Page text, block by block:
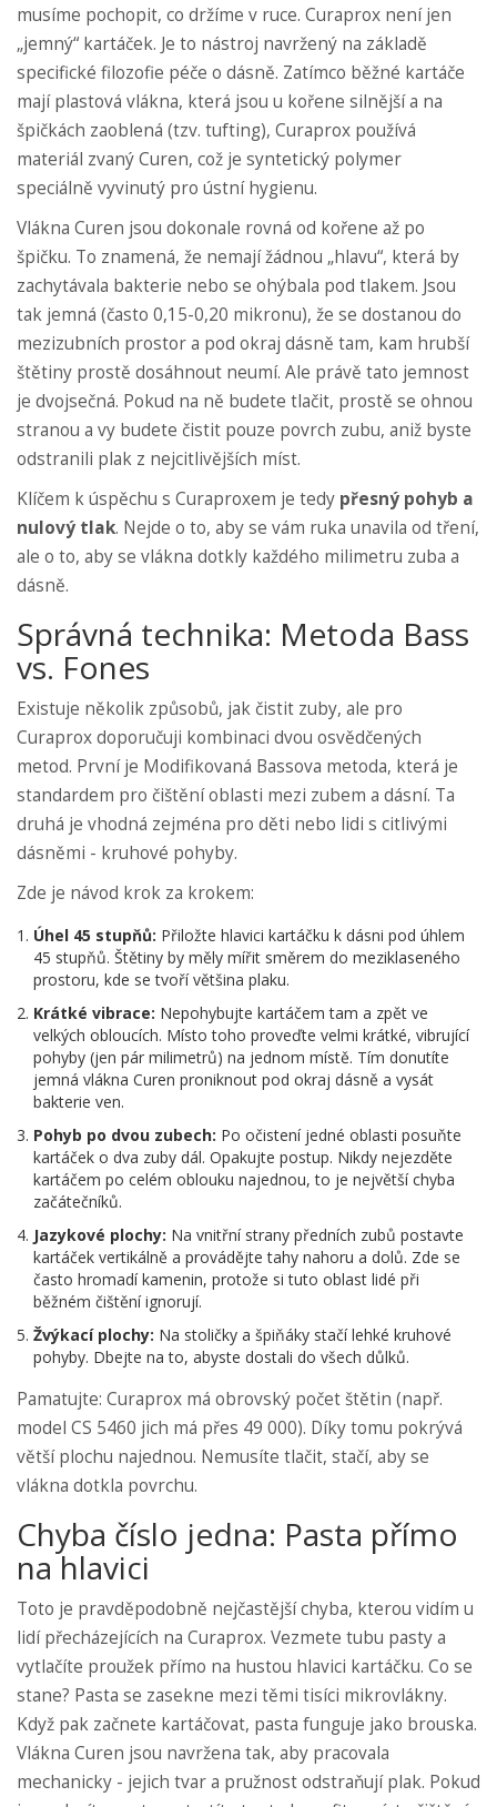
musíme pochopit, co držíme v ruce. Curaprox není jen
„jemný“ kartáček. Je to nástroj navržený na základě
specifické filozofie péče o dásně. Zatímco běžné kartáče
mají plastová vlákna, která jsou u kořene silnější a na
špičkách zaoblená (tzv. tufting), Curaprox používá
materiál zvanýCuren, což je syntetický polymer
speciálně vyvinutý pro ústní hygienu.
Vlákna Curen jsou dokonale rovná od kořene až po
špičku. To znamená, že nemají žádnou „hlavu“, která by
zachytávala bakterie nebo se ohýbala pod tlakem. Jsou
tak jemná (často 0,15-0,20 mikronu), že se dostanou do
mezizubních prostor a pod okraj dásně tam, kam hrubší
štětiny prostě dosáhnout neumí. Ale právě tato jemnost
je dvojsečná. Pokud na ně budete tlačit, prostě se ohnou
stranou a vy budete čistit pouze povrch zubu, aniž byste
odstranili plak z nejcitlivějších míst.
Klíčem k úspěchu s Curaproxem je tedy přesný pohyb a
nulový tlak. Nejde o to, aby se vám ruka unavila od tření,
ale o to, aby se vlákna dotkly každého milimetru zuba a
dásně.
Správná technika: Metoda Bass
vs. Fones
Existuje několik způsobů, jak čistit zuby, ale pro
Curaprox doporučuji kombinaci dvou osvědčených
metod. První je Modifikovaná Bassova metoda, která je
standardem pro čištění oblasti mezi zubem a dásní. Ta
druhá je vhodná zejména pro děti nebo lidi s citlivými
dásněmi - kruhové pohyby.
Zde je návod krok za krokem:
Úhel 45 stupňů: Přiložte hlavici kartáčku k dásni pod úhlem
45 stupňů. Štětiny by měly mířit směrem do meziklaseného
prostoru, kde se tvoří většina plaku.
Krátké vibrace: Nepohybujte kartáčem tam a zpět ve
velkých obloucích. Místo toho proveďte velmi krátké, vibrující
pohyby (jen pár milimetrů) na jednom místě. Tím donutíte
jemná vlákna Curen proniknout pod okraj dásně a vysát
bakterie ven.
Pohyb po dvou zubech: Po očistení jedné oblasti posuňte
kartáček o dva zuby dál. Opakujte postup. Nikdy nejezděte
kartáčem po celém oblouku najednou, to je největší chyba
začátečníků.
Jazykové plochy: Na vnitřní strany předních zubů postavte
kartáček vertikálně a provádějte tahy nahoru a dolů. Zde se
často hromadí kamenin, protože si tuto oblast lidé při
běžném čištění ignorují.
Žvýkací plochy: Na stoličky a špiňáky stačí lehké kruhové
pohyby. Dbejte na to, abyste dostali do všech důlků.
Pamatujte: Curaprox má obrovský počet štětin (např.
model CS 5460 jich má přes 49 000). Díky tomu pokrývá
větší plochu najednou. Nemusíte tlačit, stačí, aby se
vlákna dotkla povrchu.
Chyba číslo jedna: Pasta přímo
na hlavici
Toto je pravděpodobně nejčastější chyba, kterou vidím u
lidí přecházejících na Curaprox. Vezmete tubu pasty a
vytlačíte proužek přímo na hustou hlavici kartáčku. Co se
stane? Pasta se zasekne mezi těmi tisíci mikrovlákny.
Když pak začnete kartáčovat, pasta funguje jako brouska.
Vlákna Curen jsou navržena tak, aby pracovala
mechanicky - jejich tvar a pružnost odstraňují plak. Pokud